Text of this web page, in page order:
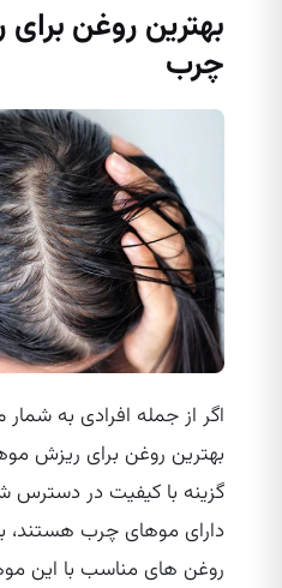
بهترین روغن
چرب
اگر از جمله افرادی به
بهترین روغن برای ریزش
گزینه با کیفیت در دسترس
دارای موهای چرب هستند،
روغن‌ های مناسب با این